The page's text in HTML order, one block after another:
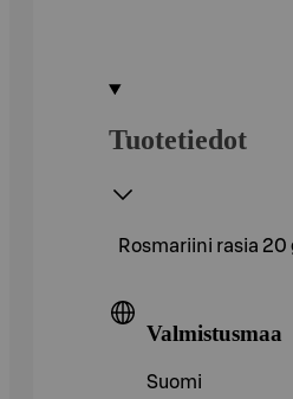
Tuotetiedot
Rosmariini rasia 20
Valmistusmaa
Suomi